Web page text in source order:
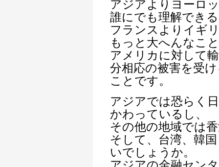
アジアよりヨーロ
誰にでも理解でき
フランスよりイギ
もっと大へんなこ
アメリカに対して
分相応の被害を受
ことです。
アジアでは恐らく
かわっているし、
その他の地域では
そして、台湾、韓
いでしょうか。